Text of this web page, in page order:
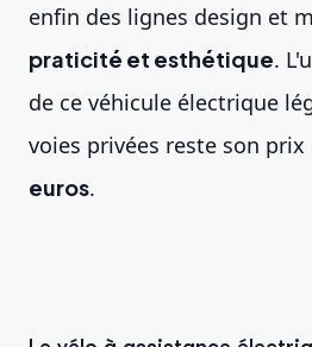
enfin des lignes design et
praticité et esthétique.
de ce véhicule électrique
voies privées reste son
euros.